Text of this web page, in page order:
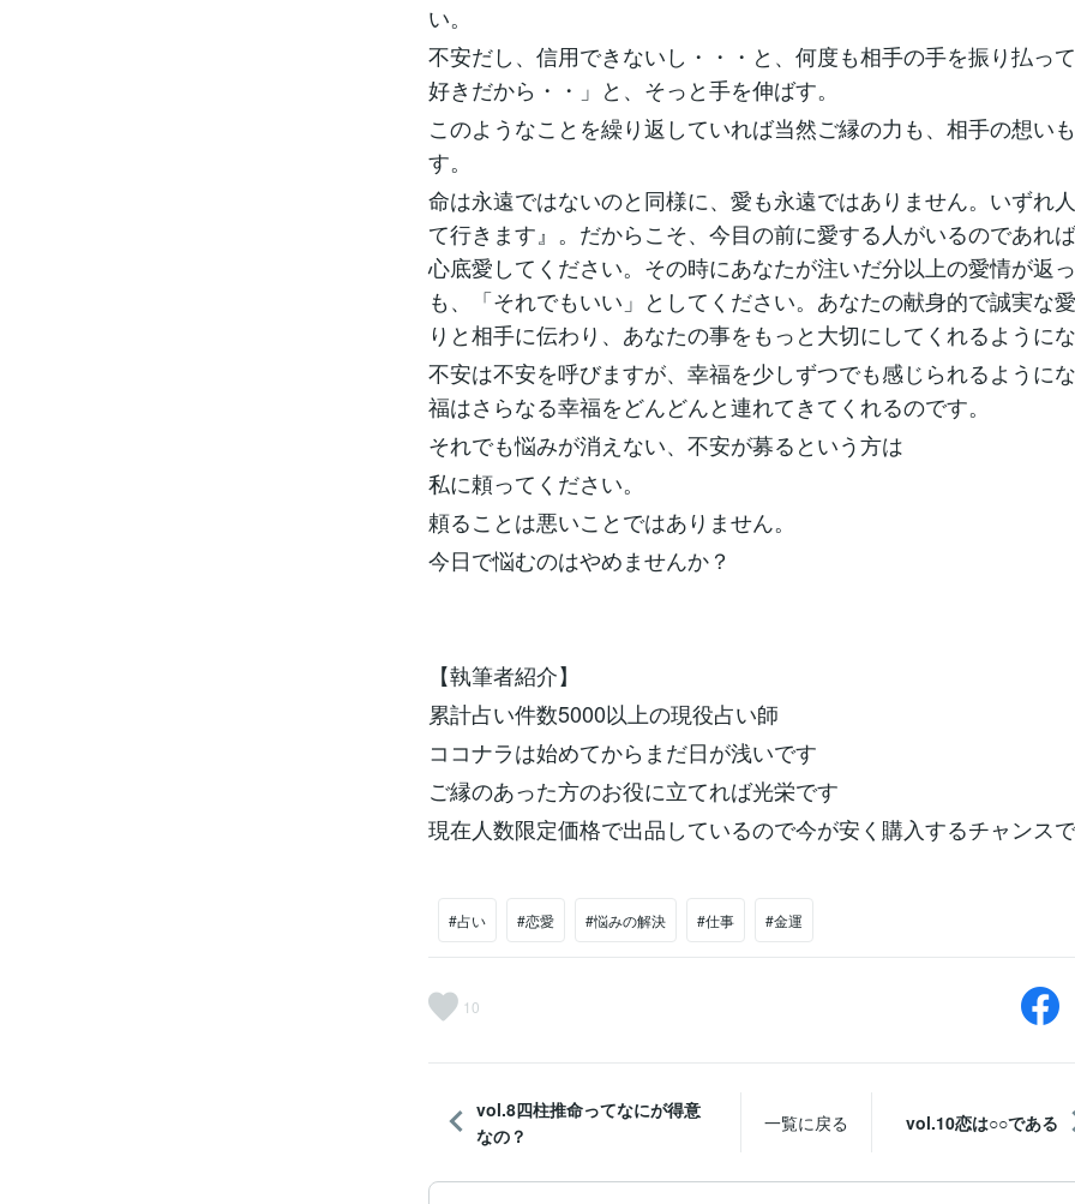
い。
不安だし、信用できないし・・・と、何度も相手の手を振り払っ
好きだから・・」と、そっと手を伸ばす。
このようなことを繰り返していれば当然ご縁の力も、相手の想い
す。
命は永遠ではないのと同様に、愛も永遠ではありません。いずれ
て行きます』。だからこそ、今目の前に愛する人がいるのであれ
心底愛してください。その時にあなたが注いだ分以上の愛情が返
も、「それでもいい」としてください。あなたの献身的で誠実な
りと相手に伝わり、あなたの事をもっと大切にしてくれるように
不安は不安を呼びますが、幸福を少しずつでも感じられるように
福はさらなる幸福をどんどんと連れてきてくれるのです。
それでも悩みが消えない、不安が募るという方は
私に頼ってください。
頼ることは悪いことではありません。
今日で悩むのはやめませんか？
【執筆者紹介】
累計占い件数5000以上の現役占い師
ココナラは始めてからまだ日が浅いです
ご縁のあった方のお役に立てれば光栄です
現在人数限定価格で出品しているので今が安く購入するチャンス
#占い #恋愛 #悩みの解決 #仕事 #金運
10
vol.8四柱推命ってなにが得意
なの？
一覧に戻る vol.10恋は○○である